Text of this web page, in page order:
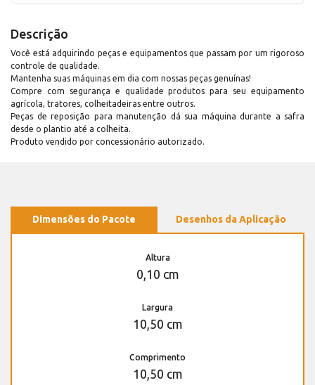
Descrição
Você está adquirindo peças e equipamentos que passam por um rigoroso
controle de qualidade.
Mantenha suas máquinas em dia com nossas peças genuínas!
Compre com segurança e qualidade produtos para seu equipamento
agrícola, tratores, colheitadeiras entre outros.
Peças de reposição para manutenção dá sua máquina durante a safra
desde o plantio até a colheita.
Produto vendido por concessionário autorizado.
Dimensões do Pacote Desenhos da Aplicação
Altura
0,10 cm
Largura
10,50 cm
Comprimento
10,50 cm